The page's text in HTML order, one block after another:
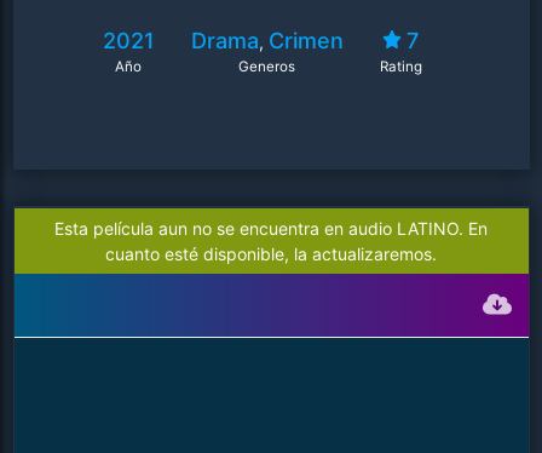
2021
Año
Drama, Crimen
Generos
7
Rating
Esta película aun no se encuentra en audio LATINO. En
cuanto esté disponible, la actualizaremos.